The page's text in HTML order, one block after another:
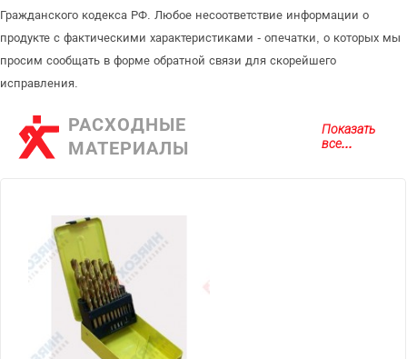
Гражданского кодекса РФ. Любое несоответствие информации о
продукте с фактическими характеристиками - опечатки, о которых мы
просим сообщать в форме обратной связи для скорейшего
исправления.
РАСХОДНЫЕ
МАТЕРИАЛЫ
Показать
все...